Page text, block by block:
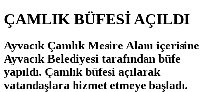
ÇAMLIK BÜFESİ AÇILDI
Ayvacık Çamlık Mesire Alanı içerisine
Ayvacık Belediyesi tarafından büfe
yapıldı. Çamlık büfesi açılarak
vatandaşlara hizmet etmeye başladı.